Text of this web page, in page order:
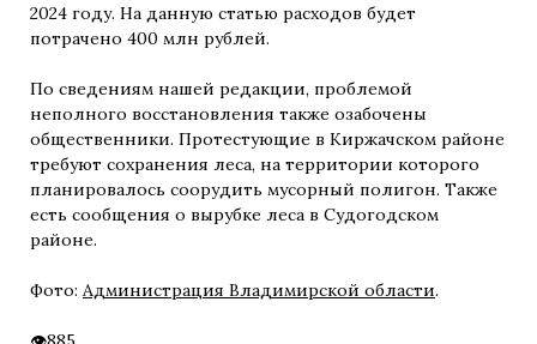
2024 году. На данную статью расходов будет
потрачено 400 млн рублей.
По сведениям нашей редакции, проблемой
неполного восстановления также озабочены
общественники. Протестующие в Киржачском районе
требуют сохранения леса, на территории которого
планировалось соорудить мусорный полигон. Также
есть сообщения о вырубке леса в Судогодском
районе.
Фото: Администрация Владимирской области.